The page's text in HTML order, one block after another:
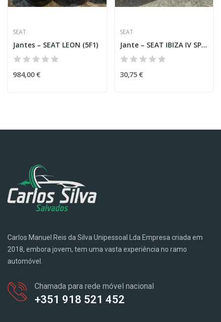
SEAT
Jantes – SEAT LEON (5F1)
984,00 €
SEAT
Jante – SEAT IBIZA IV SPORTCOUPÉ (6J1, 6P5)
30,75 €
Carlos Manuel Reis da Silva Unipessoal Lda Empresa criada em
2018, embora jovem, tem uma vasta experiência no ramo
automóvel.
Chamada para rede móvel nacional
+351 918 521 452